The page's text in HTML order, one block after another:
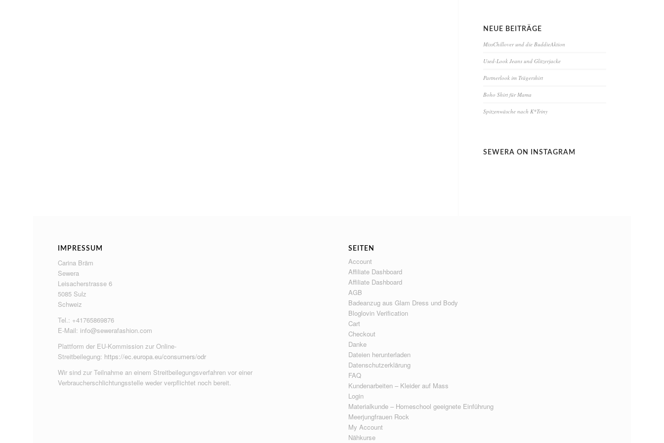
NEUE BEITRÄGE
MissChillover und die BuddieAktion
Used-Look Jeans und Glitzerjacke
Partnerlook im Trägershirt
Boho Shirt für Mama
Spitzenwäsche nach K*Triny
SEWERA ON INSTAGRAM
IMPRESSUM
Carina Bräm
Sewera
Leisacherstrasse 6
5085 Sulz
Schweiz
Tel.: +41765869876
E-Mail: info@sewerafashion.com
Plattform der EU-Kommission zur Online-
Streitbeilegung: https://ec.europa.eu/consumers/odr
Wir sind zur Teilnahme an einem Streitbeilegungsverfahren vor einer
Verbraucherschlichtungsstelle weder verpflichtet noch bereit.
SEITEN
Account
Affiliate Dashboard
Affiliate Dashboard
AGB
Badeanzug aus Glam Dress und Body
Bloglovin Verification
Cart
Checkout
Danke
Dateien herunterladen
Datenschutzerklärung
FAQ
Kundenarbeiten – Kleider auf Mass
Login
Materialkunde – Homeschool geeignete Einführung
Meerjungfrauen Rock
My Account
Nähkurse